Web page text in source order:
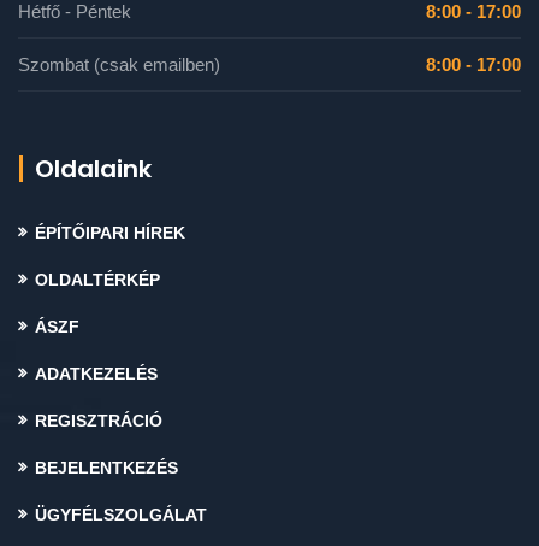
Hétfő - Péntek 8:00 - 17:00
Szombat (csak emailben) 8:00 - 17:00
Oldalaink
ÉPÍTŐIPARI HÍREK
OLDALTÉRKÉP
ÁSZF
ADATKEZELÉS
REGISZTRÁCIÓ
BEJELENTKEZÉS
ÜGYFÉLSZOLGÁLAT